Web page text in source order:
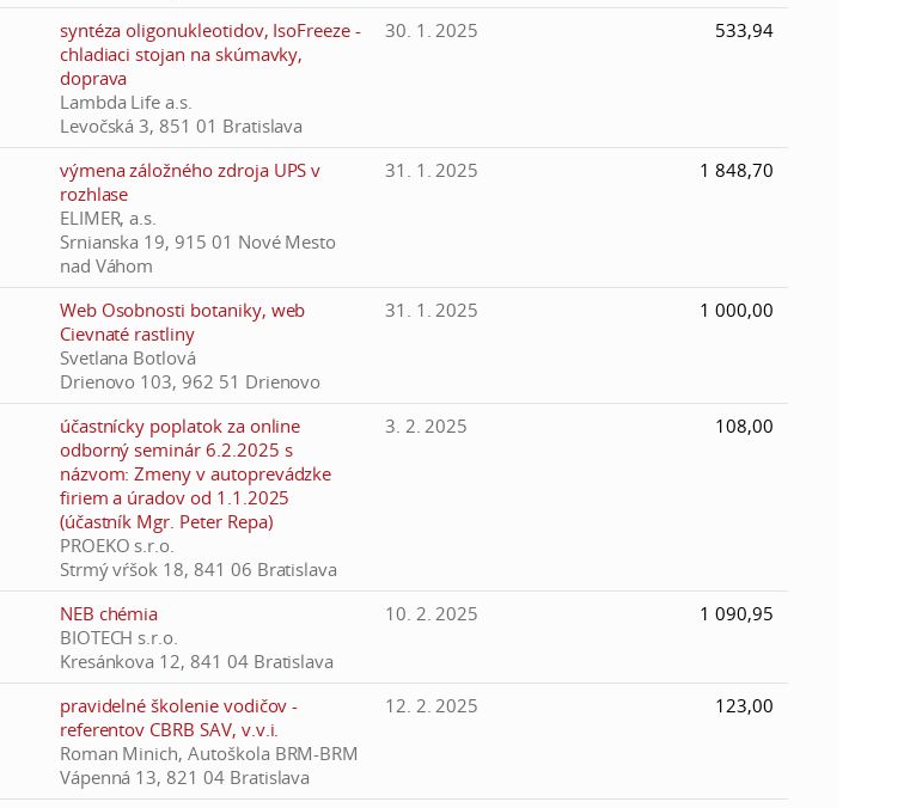
syntéza oligonukleotidov, IsoFreeze -
chladiaci stojan na skúmavky,
doprava
Lambda Life a.s.
Levočská 3, 851 01 Bratislava
30. 1. 2025 533,94
výmena záložného zdroja UPS v
rozhlase
ELIMER, a.s.
Srnianska 19, 915 01 Nové Mesto
nad Váhom
31. 1. 2025 1 848,70
Web Osobnosti botaniky, web
Cievnaté rastliny
Svetlana Botlová
Drienovo 103, 962 51 Drienovo
31. 1. 2025 1 000,00
účastnícky poplatok za online
odborný seminár 6.2.2025 s
názvom: Zmeny v autoprevádzke
firiem a úradov od 1.1.2025
(účastník Mgr. Peter Repa)
PROEKO s.r.o.
Strmý vŕšok 18, 841 06 Bratislava
3. 2. 2025 108,00
NEB chémia
BIOTECH s.r.o.
Kresánkova 12, 841 04 Bratislava
10. 2. 2025 1 090,95
pravidelné školenie vodičov -
referentov CBRB SAV, v.v.i.
Roman Minich, Autoškola BRM-BRM
Vápenná 13, 821 04 Bratislava
12. 2. 2025 123,00